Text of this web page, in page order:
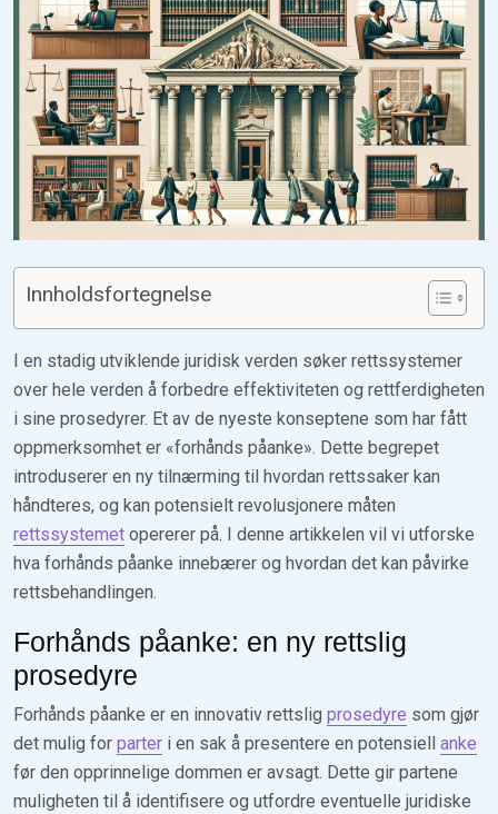
Innholdsfortegnelse
I en stadig utviklende juridisk verden søker rettssystemer
over hele verden å forbedre effektiviteten og rettferdigheten
i sine prosedyrer. Et av de nyeste konseptene som har fått
oppmerksomhet er «forhånds påanke». Dette begrepet
introduserer en ny tilnærming til hvordan rettssaker kan
håndteres, og kan potensielt revolusjonere måten
rettssystemet opererer på. I denne artikkelen vil vi utforske
hva forhånds påanke innebærer og hvordan det kan påvirke
rettsbehandlingen.
Forhånds påanke: en ny rettslig
prosedyre
Forhånds påanke er en innovativ rettslig prosedyre som gjør
det mulig for parter i en sak å presentere en potensiell anke
før den opprinnelige dommen er avsagt. Dette gir partene
muligheten til å identifisere og utfordre eventuelle juridiske